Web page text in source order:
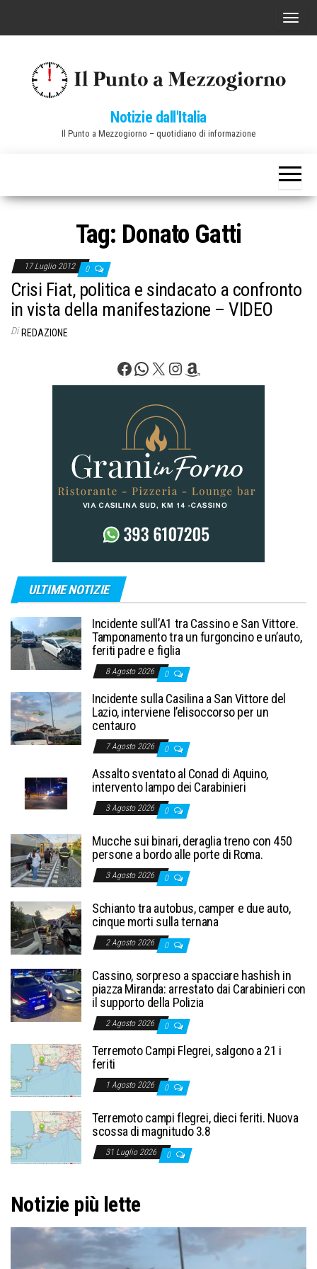
C
a
v
i
Notizie dall'Italia
Il Punto a Mezzogiorno – quotidiano di informazione
Tag: Donato Gatti
17 Luglio 2012 0
Crisi Fiat, politica e sindacato a confronto
in vista della manifestazione – VIDEO
Di REDAZIONE
Facebook
WhatsApp
X Instagram
Amazon
ULTIME NOTIZIE
Incidente sull’A1 tra Cassino e San Vittore.
Tamponamento tra un furgoncino e un’auto,
feriti padre e figlia
8 Agosto 2026 0
Incidente sulla Casilina a San Vittore del
Lazio, interviene l’elisoccorso per un
centauro
7 Agosto 2026 0
Assalto sventato al Conad di Aquino,
intervento lampo dei Carabinieri
3 Agosto 2026 0
Mucche sui binari, deraglia treno con 450
persone a bordo alle porte di Roma.
3 Agosto 2026 0
Schianto tra autobus, camper e due auto,
cinque morti sulla ternana
2 Agosto 2026 0
Cassino, sorpreso a spacciare hashish in
piazza Miranda: arrestato dai Carabinieri con
il supporto della Polizia
2 Agosto 2026 0
Terremoto Campi Flegrei, salgono a 21 i
feriti
1 Agosto 2026 0
Terremoto campi flegrei, dieci feriti. Nuova
scossa di magnitudo 3.8
31 Luglio 2026 0
Notizie più lette